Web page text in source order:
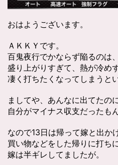
おはようございます。
ＡＫＫＹです。
百鬼夜行でかならず陥るのは、
盛り上がりすぎて、熱が冷めず
凄く打ちたくなってしまうと
ましてや、あんなに出てたのに
自分がマイナス収支だったも
なので13日は帰って嫁と出か
買い物などをした帰りに打ち
嫁は半ギレしてましたが。